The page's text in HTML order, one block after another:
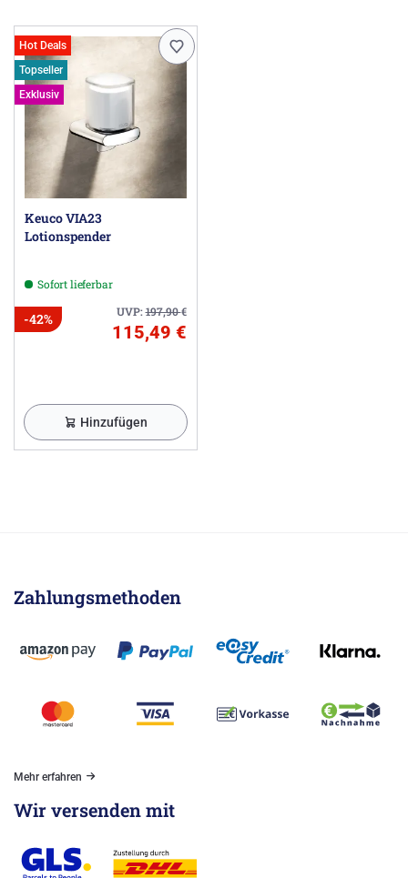
Hot Deals
Topseller
Exklusiv
Keuco VIA23
Lotionspender
Sofort lieferbar
UVP:197,90€
-42%
115,49 €
Hinzufügen
Zahlungsmethoden
Mehr erfahren
Wir versenden mit